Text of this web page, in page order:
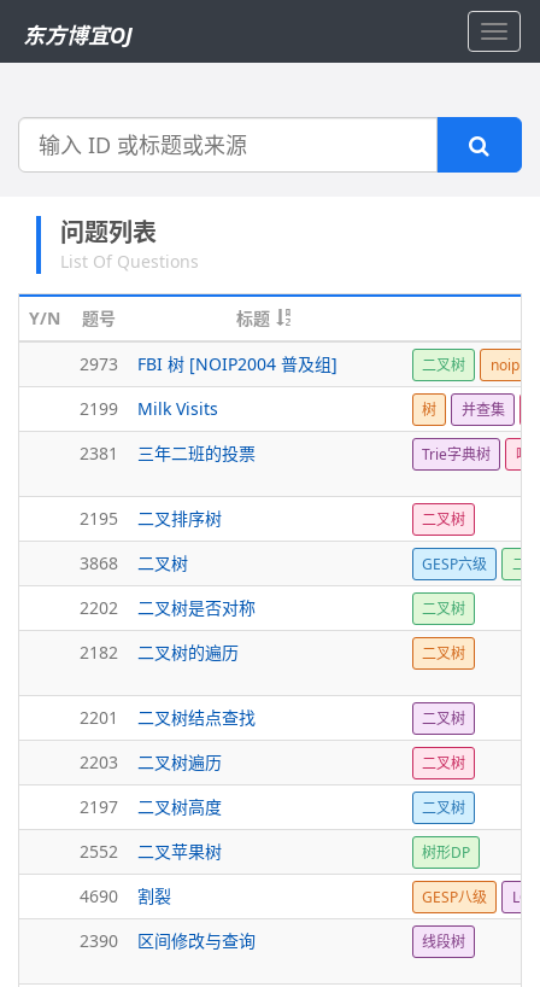
东方博宜OJ
搜
问题列表
List Of Questions
Y/N 题号
标题
2973
FBI 树 [NOIP2004 普及组] 二叉树 noip
2199 Milk Visits 树 并查集
2381 三年二班的投票 Trie字典树 哈
2195 二叉排序树 二叉树
3868 二叉树 GESP六级 二
2202 二叉树是否对称 二叉树
2182 二叉树的遍历 二叉树
2201 二叉树结点查找 二叉树
2203 二叉树遍历 二叉树
2197 二叉树高度 二叉树
2552 二叉苹果树 树形DP
4690 割裂 GESP八级 LCA
2390 区间修改与查询 线段树